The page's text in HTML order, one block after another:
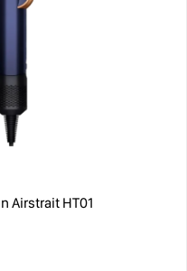
Airstrait HT01